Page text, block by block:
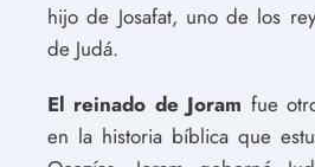
hijo de Josafat, uno de los
de Judá.
El reinado de Joram fue
en la historia bíblica que